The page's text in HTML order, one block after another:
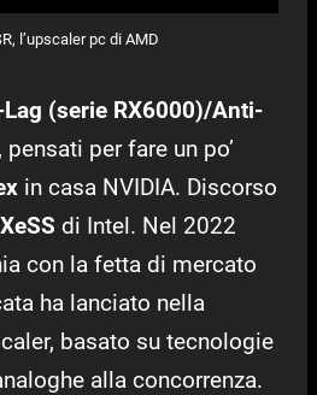
l’upscaler pc di AMD
(serie RX6000)/Anti-
, pensati per fare un po’
in casa NVIDIA. Discorso
XeSS di Intel. Nel 2022
con la fetta di mercato
ha lanciato nella
basato su tecnologie
alla concorrenza.